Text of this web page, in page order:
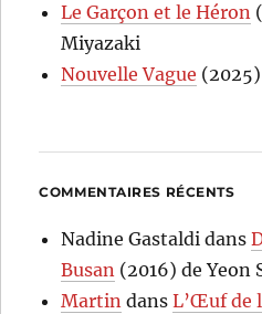
Le Garçon et le Héron
Miyazaki
Nouvelle Vague
COMMENTAIRES RÉCENTS
Nadine Gastaldi dans
Busan (2016) de Yeon
Martin dansL’Œuf de